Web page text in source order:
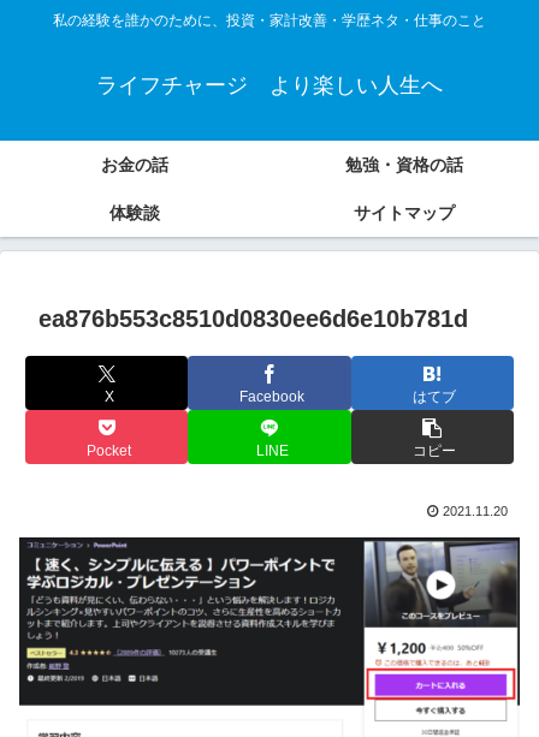
私の経験を誰かのために、投資・家計改善・学歴ネタ・仕事のこと
ライフチャージ より楽しい人生へ
お金の話 勉強・資格の話
体験談 サイトマップ
ea876b553c8510d0830ee6d6e10b781d
X Facebook はてブ
Pocket LINE コピー
2021.11.20